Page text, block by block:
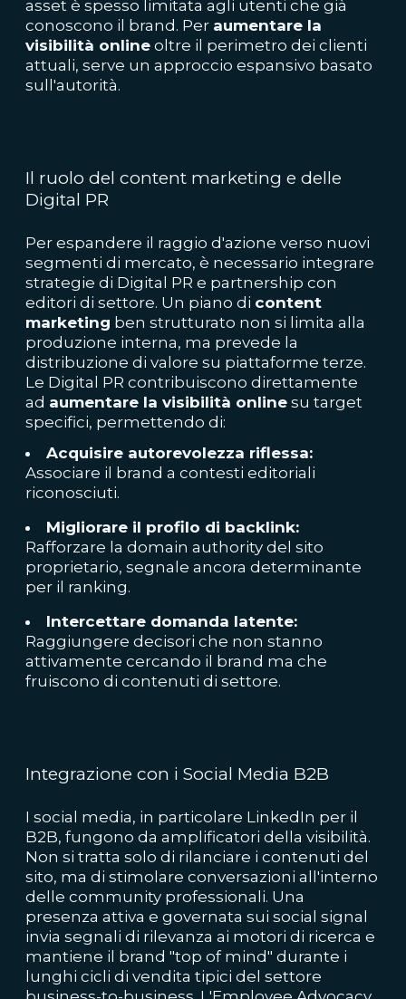
asset è spesso limitata agli utenti che già
conoscono il brand. Per aumentare la
visibilità online oltre il perimetro dei clienti
attuali, serve un approccio espansivo basato
sull'autorità.
Il ruolo del content marketing e delle
Digital PR
Per espandere il raggio d'azione verso nuovi
segmenti di mercato, è necessario integrare
strategie di Digital PR e partnership con
editori di settore. Un piano di content
marketing ben strutturato non si limita alla
produzione interna, ma prevede la
distribuzione di valore su piattaforme terze.
Le Digital PR contribuiscono direttamente
ad aumentare la visibilità online su target
specifici, permettendo di:
Acquisire autorevolezza riflessa:
Associare il brand a contesti editoriali
riconosciuti.
Migliorare il profilo di backlink:
Rafforzare la domain authority del sito
proprietario, segnale ancora determinante
per il ranking.
Intercettare domanda latente:
Raggiungere decisori che non stanno
attivamente cercando il brand ma che
fruiscono di contenuti di settore.
Integrazione con i Social Media B2B
I social media, in particolare LinkedIn per il
B2B, fungono da amplificatori della visibilità.
Non si tratta solo di rilanciare i contenuti del
sito, ma di stimolare conversazioni all'interno
delle community professionali. Una
presenza attiva e governata sui social signal
invia segnali di rilevanza ai motori di ricerca e
mantiene il brand "top of mind" durante i
lunghi cicli di vendita tipici del settore